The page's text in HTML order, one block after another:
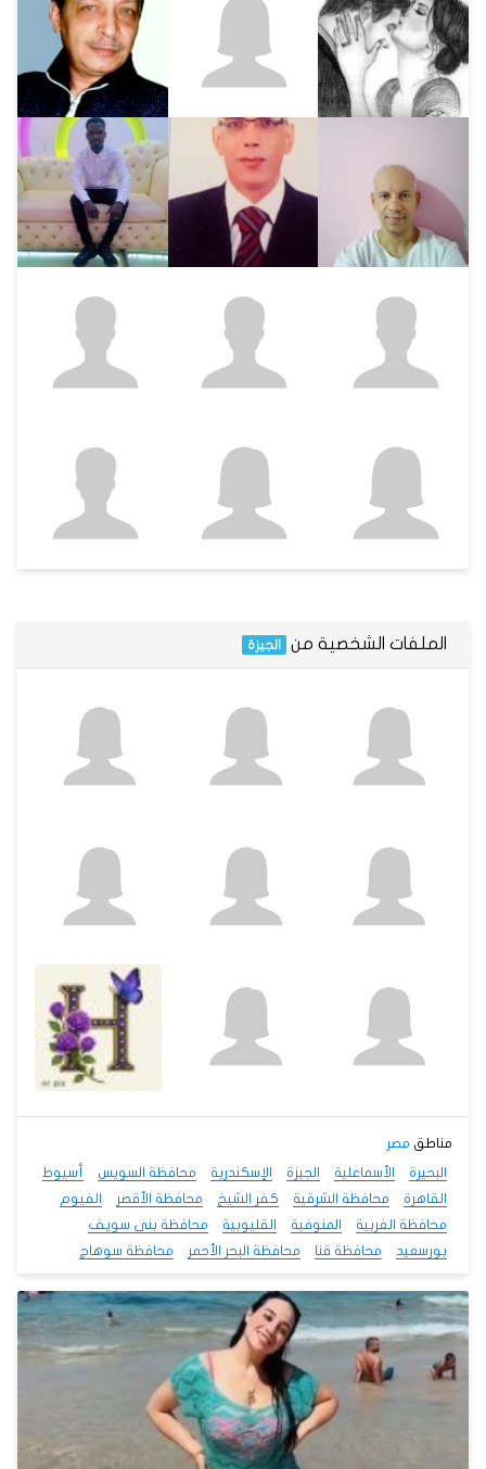
الملفات الشخصية من الجيزة
مناطق مصر
البحيرة
الأسماعلية الجيزة الإسكندرية محافظة السويس
أسيوط
القاهرة
محافظة الشرقية كفر الشيخ محافظة الأقصر
الفيوم
محافظة الغربية
المنوفية القليوبية
محافظة بنى سويف
بورسعيد
محافظة قنا محافظة البحر الأحمر محافظة سوهاج